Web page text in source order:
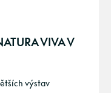
VIVA V
výstav